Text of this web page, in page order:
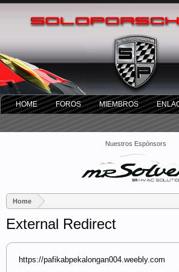
Nuestros Espónsors
Home
External Redirect
https://pafikabpekalongan004.weebly.com
HOME FOROS MIEMBROS